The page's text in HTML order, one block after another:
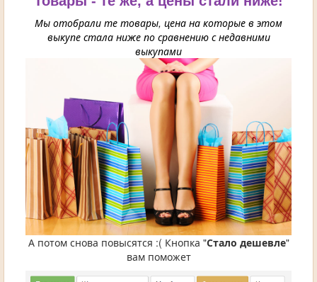
Мы отобрали те товары, цена на которые в этом
выкупе стала ниже по сравнению с недавними
выкупами
А потом снова повысятся :( Кнопка "Стало дешевле"
вам поможет